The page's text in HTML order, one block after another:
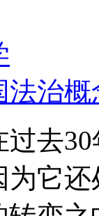
治概
去
它